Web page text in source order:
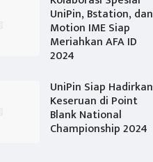
UniPin, Bstation, dan
Motion IME Siap
Meriahkan AFA ID
2024
UniPin Siap Hadirkan
Keseruan di Point
Blank National
Championship 2024